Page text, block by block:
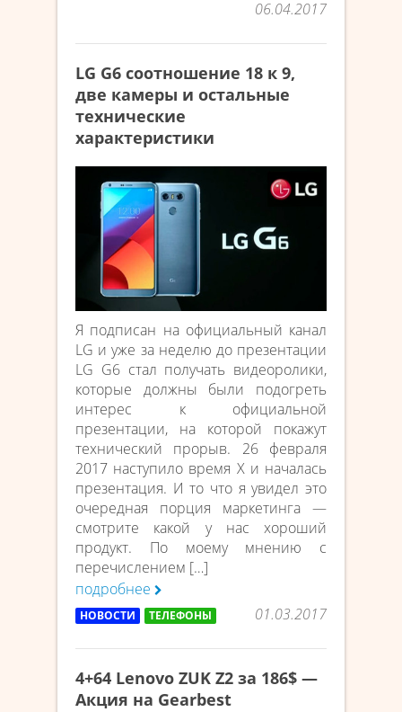
06.04.2017
LG G6 соотношение 18 к 9,
две камеры и остальные
технические
характеристики
Я подписан на официальный канал
LG и уже за неделю до презентации
LG G6 стал получать видеоролики,
которые должны были подогреть
интерес к официальной
презентации, на которой покажут
технический прорыв. 26 февраля
2017 наступило время Х и началась
презентация. И то что я увидел это
очередная порция маркетинга —
смотрите какой у нас хороший
продукт. По моему мнению с
перечислением […]
подробнее
НОВОСТИ ТЕЛЕФОНЫ 01.03.2017
4+64 Lenovo ZUK Z2 за 186$ —
Акция на Gearbest